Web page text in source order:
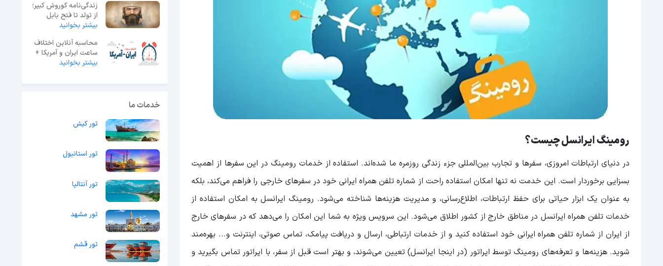
رومینگ ایرانسل چیست؟
در دنیای ارتباطات امروزی، سفرها و تجارب بین‌المللی جزء زندگی روزمره ما شده‌اند. استفاده از خدمات رومینگ در این سفرها از اهمیت
بسزایی برخوردار است. این خدمت نه تنها امکان استفاده راحت از شماره تلفن همراه ایرانی خود در سفرهای خارجی را فراهم می‌کند، بلکه
به عنوان یک ابزار حیاتی برای حفظ ارتباطات، اطلاع‌رسانی، و مدیریت هزینه‌ها شناخته می‌شود. رومینگ ایرانسل به امکان استفاده از
خدمات تلفن همراه ایرانسل در مناطق خارج از کشور اطلاق می‌شود. این سرویس ویژه به شما این امکان را می‌دهد که در سفرهای خارج
از ایران از شماره تلفن همراه ایرانی خود استفاده کنید و از خدمات ارتباطی، ارسال و دریافت پیامک، تماس صوتی، اینترنت و... بهره‌مند
شوید. هزینه‌ها و تعرفه‌های رومینگ توسط اپراتور (در اینجا ایرانسل) تعیین می‌شوند، و بهتر است قبل از سفر، با اپراتور تماس بگیرید و
زندگی‌نامه کوروش کبیر؛
از تولد تا فتح بابل
بیشتر بخوانید
محاسبه آنلاین اختلاف
ساعت ایران و آمریکا +
جدول زمانی
بیشتر بخوانید
خدمات ما
تور کیش
تور استانبول
تور آنتالیا
تور مشهد
تور قشم